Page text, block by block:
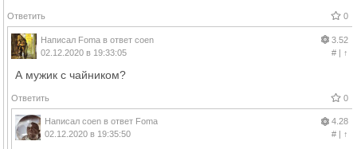
Ответить 0
Написал Foma в ответ coen
02.12.2020 в 19:33:05
3.52
#| ↑
А мужик с чайником?
Ответить 0
Написал coen в ответ Foma
02.12.2020 в 19:35:50
4.28
#| ↑